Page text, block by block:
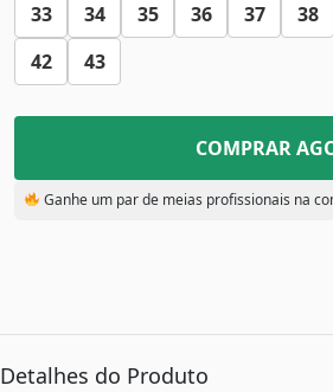
33 34 35 36 37 38
42
43
COMPRAR
Ganhe um par de meias profissionais na
Detalhes do Produto